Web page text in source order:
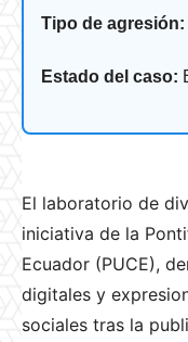
Tipo de agresión:
Estado del caso:
El laboratorio de
iniciativa de la
Ecuador (PUCE),
digitales y
sociales tras la